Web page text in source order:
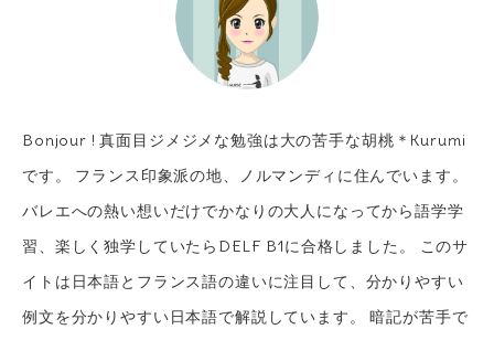
Bonjour ! 真面目ジメジメな勉強は大の苦手な胡桃＊Kurumi
です。 フランス印象派の地、ノルマンディに住んでいます。
バレエへの熱い想いだけでかなりの大人になってから語学学
習、楽しく独学していたらDELF B1に合格しました。 このサ
イトは日本語とフランス語の違いに注目して、分かりやすい
例文を分かりやすい日本語で解説しています。 暗記が苦手で